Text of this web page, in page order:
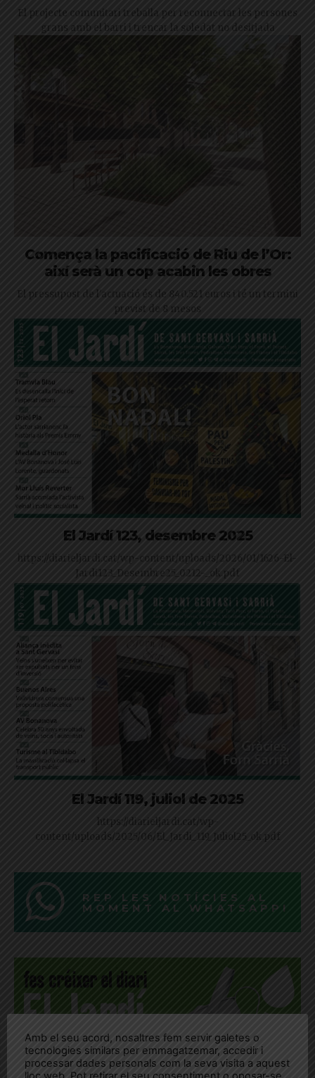
El projecte comunitari treballa per reconnectar les persones
grans amb el barri i trencar la soledat no desitjada
Comença la pacificació de Riu de l’Or:
així serà un cop acabin les obres
El pressupost de l'actuació és de 840.521 euros i té un termini
previst de 8 mesos
El Jardí 123, desembre 2025
https://diarieljardi.cat/wp-content/uploads/2026/01/1626-El-
Jardi123_Desembre25_0212-_ok.pdf
El Jardí 119, juliol de 2025
https://diarieljardi.cat/wp-
content/uploads/2025/06/El_Jardi_119_Juliol25_ok.pdf
REP LES NOTÍCIES AL
MOMENT AL WHATSAPP!
Amb el seu acord, nosaltres fem servir galetes o
tecnologies similars per emmagatzemar, accedir i
processar dades personals com la seva visita a aquest